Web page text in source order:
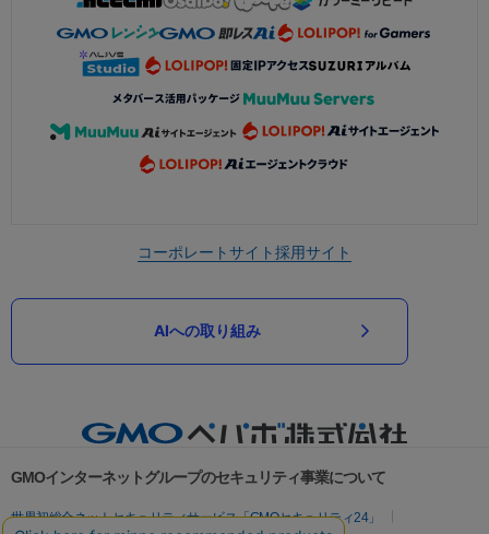
コーポレートサイト採用サイト
AIへの取り組み
GMOインターネットグループのセキュリティ事業について
世界初総合ネットセキュリティサービス「GMOセキュリティ24」